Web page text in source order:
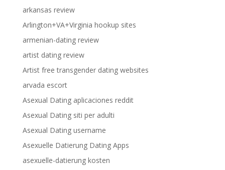
arkansas review
Arlington+VA+Virginia hookup sites
armenian-dating review
artist dating review
Artist free transgender dating websites
arvada escort
Asexual Dating aplicaciones reddit
Asexual Dating siti per adulti
Asexual Dating username
Asexuelle Datierung Dating Apps
asexuelle-datierung kosten